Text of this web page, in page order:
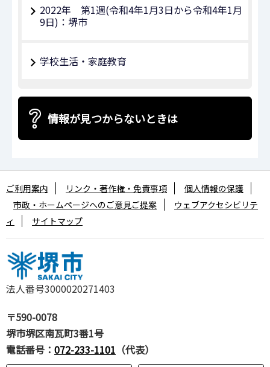
2022年 第1週(令和4年1月3日から令和4年1月
9日)：堺市
学校生活・家庭教育
情報が見つからないときは
法人番号3000020271403
〒590-0078
堺市堺区南瓦町3番1号
電話番号： 072-233-1101 （代表）
ご利用案内 リンク・著作権・免責事項
個人情報の保護
市政・ホームページへのご意見ご提案
ウェブアクセシビリテ
ィ
サイトマップ